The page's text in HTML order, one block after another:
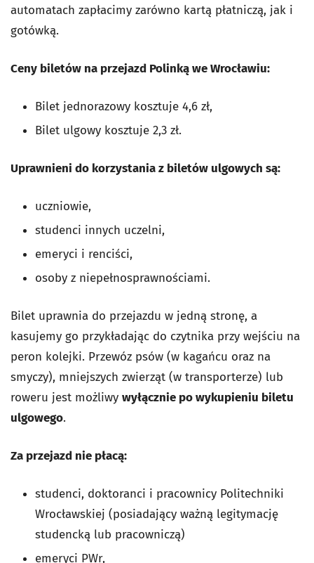
automatach zapłacimy zarówno kartą płatniczą, jak i
gotówką.
Ceny biletów na przejazd Polinką we Wrocławiu:
Bilet jednorazowy kosztuje 4,6 zł,
Bilet ulgowy kosztuje 2,3 zł.
Uprawnieni do korzystania z biletów ulgowych są:
uczniowie,
studenci innych uczelni,
emeryci i renciści,
osoby z niepełnosprawnościami.
Bilet uprawnia do przejazdu w jedną stronę, a
kasujemy go przykładając do czytnika przy wejściu na
peron kolejki. Przewóz psów (w kagańcu oraz na
smyczy), mniejszych zwierząt (w transporterze) lub
roweru jest możliwy wyłącznie po wykupieniu biletu
ulgowego.
Za przejazd nie płacą:
studenci, doktoranci i pracownicy Politechniki
Wrocławskiej (posiadający ważną legitymację
studencką lub pracowniczą)
emeryci PWr,